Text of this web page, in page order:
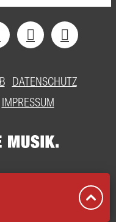
DATENSCHUTZ
IMPRESSUM